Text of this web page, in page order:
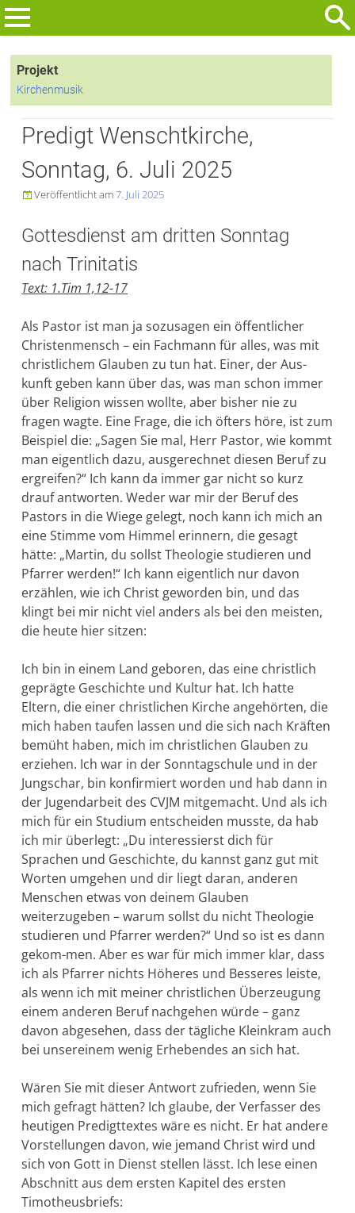
Zum
Inhalt
nach:Projekt
Kirchenmusik
Predigt Wenschtkirche,
Sonntag, 6. Juli 2025
Veröffentlicht am7. Juli 2025
Gottesdienst am dritten Sonntag
nach Trinitatis
Text: 1.Tim 1,12-17
Als Pastor ist man ja sozusagen ein öffentlicher
Christenmensch – ein Fachmann für alles, was mit
christlichem Glauben zu tun hat. Einer, der Aus­
kunft geben kann über das, was man schon immer
über Religion wis­sen wollte, aber bisher nie zu
fragen wagte. Eine Frage, die ich öfters höre, ist zum
Beispiel die: „Sagen Sie mal, Herr Pastor, wie kommt
man eigentlich dazu, ausgerech­net die­sen Beruf zu
er­greifen?“ Ich kann da immer gar nicht so kurz
drauf antworten. We­der war mir der Beruf des
Pastors in die Wiege gelegt, noch kann ich mich an
eine Stimme vom Himmel erinnern, die ge­sagt
hätte: „Mar­tin, du sollst Theologie studieren und
Pfarrer wer­den!“ Ich kann ei­gentlich nur davon
erzählen, wie ich Christ gewor­den bin, und das
klingt bei mir nicht viel anders als bei den meisten,
die heute hier sitzen:
Ich bin in einem Land geboren, das eine christlich
geprägte Ge­schichte und Kultur hat. Ich hatte
Eltern, die einer christlichen Kirche angehörten, die
mich haben taufen lassen und die sich nach Kräften
bemüht ha­ben, mich im christlichen Glauben zu
erziehen. Ich war in der Sonn­tagschule und in der
Jungschar, bin konfirmiert worden und hab dann in
der Jugendarbeit des CVJM mitgemacht. Und als ich
mich für ei­n Studium entscheiden musste, da hab
ich mir überlegt: „Du inter­essierst dich für
Sprachen und Geschichte, du kannst ganz gut mit
Worten umgehen und dir liegt daran, anderen
Menschen et­was von deinem Glauben
weiterzugeben – warum sollst du nicht Theologie
studieren und Pfarrer werden?“ Und so ist es dann
gekom-men. Aber es war für mich immer klar, dass
ich als Pfarrer nichts Höheres und Besseres leiste,
als wenn ich mit meiner christli­chen Überzeugung
einem anderen Beruf nachgehen würde – ganz
davon abgese­hen, dass der tägliche Kleinkram auch
bei unsereinem wenig Erhe­bendes an sich hat.
Wären Sie mit dieser Antwort zufrieden, wenn Sie
mich gefragt hät­ten? Ich glaube, der Verfasser des
heutigen Predigttextes wäre es nicht. Er hat andere
Vorstellungen davon, wie jemand Christ wird und
sich von Gott in Dienst stellen lässt. Ich lese einen
Ab­schnitt aus dem ersten Kapitel des ersten
Timotheusbriefs: